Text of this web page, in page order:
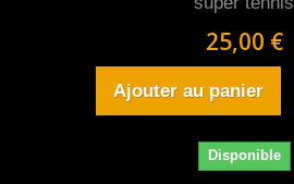
25,00 €
Ajouter au panier
Disponible